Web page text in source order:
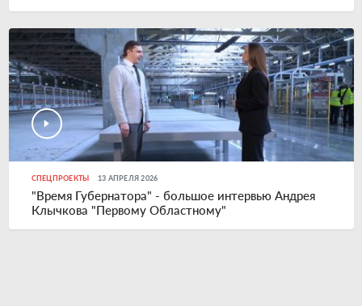
СПЕЦПРОЕКТЫ 13 АПРЕЛЯ 2026
"Время Губернатора" - большое интервью Андрея
Клычкова "Первому Областному"